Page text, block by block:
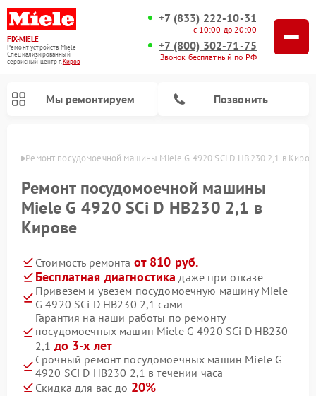
FIX-MIELE
Ремонт устройств Miele
Специализированный
cервисный центр г.Киров
+7 (833) 222-10-31
с 10:00 до 20:00
+7 (800) 302-71-75
Звонок бесплатный по РФ
Мы ремонтируем Позвонить
Ремонт посудомоечной машины Miele G 4920 SCi D HB230 2,1 в
Ремонт посудомоечной машины
Miele G 4920 SCi D HB230 2,1 в
Кирове
Стоимость ремонта от 810 руб.
Бесплатная диагностика даже при отказе
Привезем и увезем посудомоечную машину Miele
G 4920 SCi D HB230 2,1 сами
Гарантия на наши работы по ремонту
посудомоечных машин Miele G 4920 SCi D HB230
2,1 до 3-х лет
Срочный ремонт посудомоечных машин Miele G
4920 SCi D HB230 2,1 в течении часа
Скидка для вас до 20%